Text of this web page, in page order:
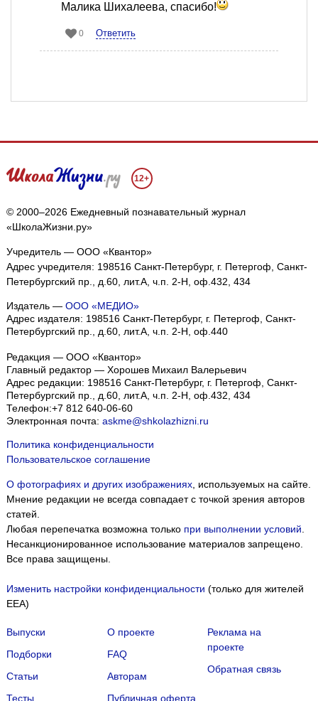
Малика Шихалеева, cпасибо!
0 Ответить
12+
© 2000–2026 Ежедневный познавательный журнал
«ШколаЖизни.ру»
Учредитель — ООО «Квантор»
Адрес учредителя: 198516 Санкт-Петербург, г. Петергоф, Санкт-
Петербургский пр., д.60, лит.А, ч.п. 2-Н, оф.432, 434
Издатель — ООО «МЕДИО»
Адрес издателя: 198516 Санкт-Петербург, г. Петергоф, Санкт-
Петербургский пр., д.60, лит.А, ч.п. 2-Н, оф.440
Редакция — ООО «Квантор»
Главный редактор — Хорошев Михаил Валерьевич
Адрес редакции: 198516 Санкт-Петербург, г. Петергоф, Санкт-
Петербургский пр., д.60, лит.А, ч.п. 2-Н, оф.432, 434
Телефон:+7 812 640-06-60
Электронная почта: askme@shkolazhizni.ru
Политика конфиденциальности
Пользовательское соглашение
О фотографиях и других изображениях, используемых на сайте.
Мнение редакции не всегда совпадает с точкой зрения авторов
статей.
Любая перепечатка возможна только при выполнении условий.
Несанкционированное использование материалов запрещено.
Все права защищены.
Изменить настройки конфиденциальности (только для жителей
EEA)
Выпуски
Подборки
Статьи
Тесты
О проекте
FAQ
Авторам
Публичная оферта
Реклама на
проекте
Обратная связь